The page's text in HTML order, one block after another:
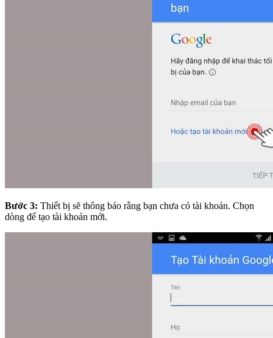
Bước 3: Thiết bị sẽ thông báo rằng bạn chưa có tài khoản. Chọn
dòng để tạo tài khoản mới.